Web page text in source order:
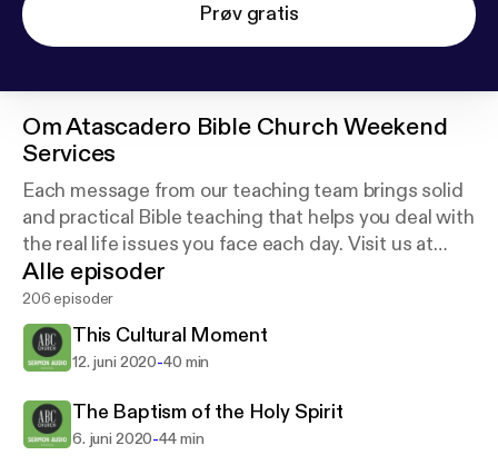
Prøv gratis
OmAtascadero Bible Church Weekend
Services
Each message from our teaching team brings solid
and practical Bible teaching that helps you deal with
the real life issues you face each day. Visit us at
abcchurch.org.
Alle episoder
206 episoder
This Cultural Moment
12. juni 2020-40 min
The Baptism of the Holy Spirit
6. juni 2020-44 min